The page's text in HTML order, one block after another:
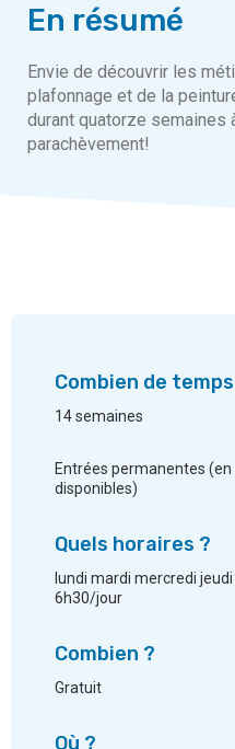
En résumé
Envie de découvrir les
plafonnage et de la
durant quatorze
parachèvement!
Combien de
14 semaines
Entrées permanentes
disponibles)
Quels horaires ?
lundi mardi mercredi
6h30/jour
Combien ?
Gratuit
Où ?